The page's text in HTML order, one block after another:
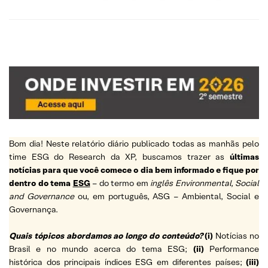
Bom dia! Neste relatório diário publicado todas as manhãs pelo
time ESG do Research da XP, buscamos trazer as últimas
notícias para que você comece o dia bem informado e fique por
dentro do tema ESG – do termo em inglês Environmental, Social
and Governance ou, em português, ASG – Ambiental, Social e
Governança.
Quais tópicos abordamos ao longo do conteúdo? (i) Notícias no
Brasil e no mundo acerca do tema ESG; (ii)Performance
histórica dos principais índices ESG em diferentes países; (iii)